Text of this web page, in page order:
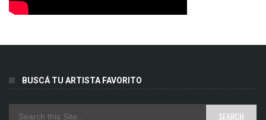
BUSCÁ TU ARTISTA FAVORITO